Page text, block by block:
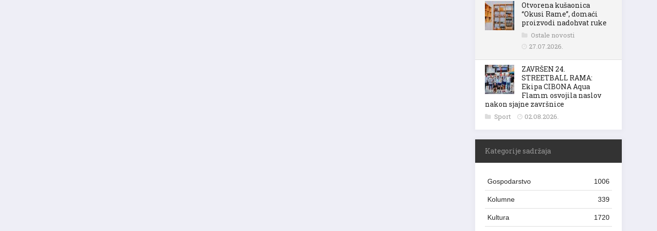
Otvorena kušaonica
“Okusi Rame”, domaći
proizvodi nadohvat ruke
Ostale novosti
27.07.2026.
ZAVRŠEN 24.
STREETBALL RAMA:
Ekipa CIBONA Aqua
Flamm osvojila naslov
nakon sjajne završnice
Sport 02.08.2026.
Kategorije sadržaja
Gospodarstvo 1006
Kolumne 339
Kultura 1720